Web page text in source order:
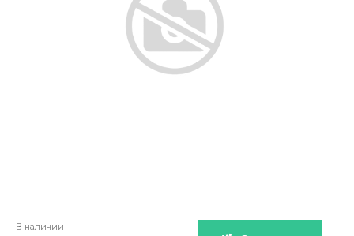
В наличии